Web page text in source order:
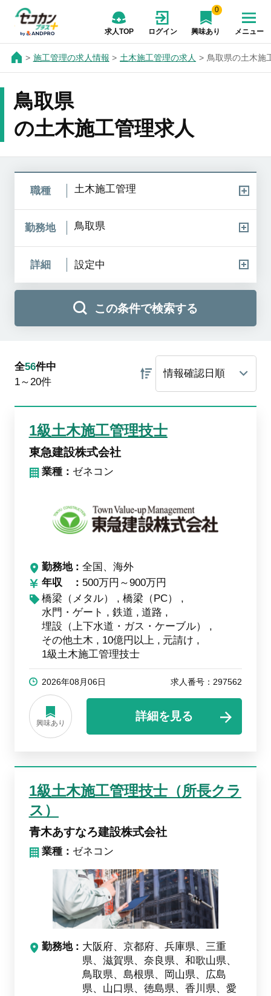
求人TOP ログイン
0
興味あり メニュー
施工管理の求人情報 土木施工管理の求人 鳥取県の土木施
鳥取県
の土木施工管理求人
職種 土木施工管理
勤務地 鳥取県
詳細 設定中
この条件で検索する
全56件中
1～20件
1級土木施工管理技士
東急建設株式会社
業種： ゼネコン
勤務地
全国、海外
年収
500万円～900万円
橋梁（メタル）
橋梁（PC）
水門・ゲート
鉄道
道路
埋設（上下水道・ガス・ケーブル）
その他土木
10億円以上
元請け
1級土木施工管理技士
2026年08月06日 求人番号：297562
興味あり
詳細を見る
1級土木施工管理技士（所長クラ
ス）
青木あすなろ建設株式会社
業種： ゼネコン
勤務地
大阪府、京都府、兵庫県、三重
県、滋賀県、奈良県、和歌山県、
鳥取県、島根県、岡山県、広島
県、山口県、徳島県、香川県、愛